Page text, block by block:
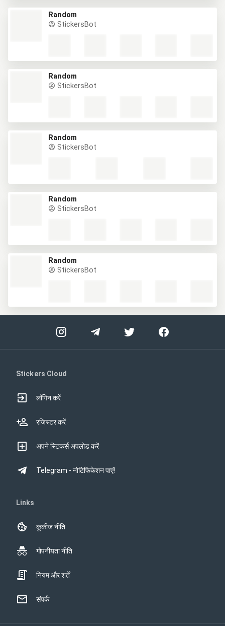
Random
StickersBot
Random
StickersBot
Random
StickersBot
Random
StickersBot
Random
StickersBot
Stickers Cloud
लॉगिन करें
रजिस्टर करें
अपने स्टिकर्स अपलोड करें
Telegram - नोटिफिकेशन पाएं!
Links
कूकीज नीति
गोपनीयता नीति
नियम और शर्तें
संपर्क